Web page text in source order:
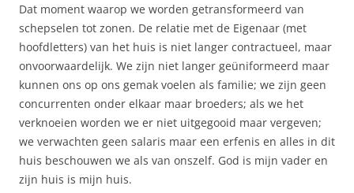
Dat moment waarop we worden getransformeerd van
schepselen tot zonen. De relatie met de Eigenaar (met
hoofdletters) van het huis is niet langer contractueel, maar
onvoorwaardelijk. We zijn niet langer geüniformeerd maar
kunnen ons op ons gemak voelen als familie; we zijn geen
concurrenten onder elkaar maar broeders; als we het
verknoeien worden we er niet uitgegooid maar vergeven;
we verwachten geen salaris maar een erfenis en alles in dit
huis beschouwen we als van onszelf. God is mijn vader en
zijn huis is mijn huis.